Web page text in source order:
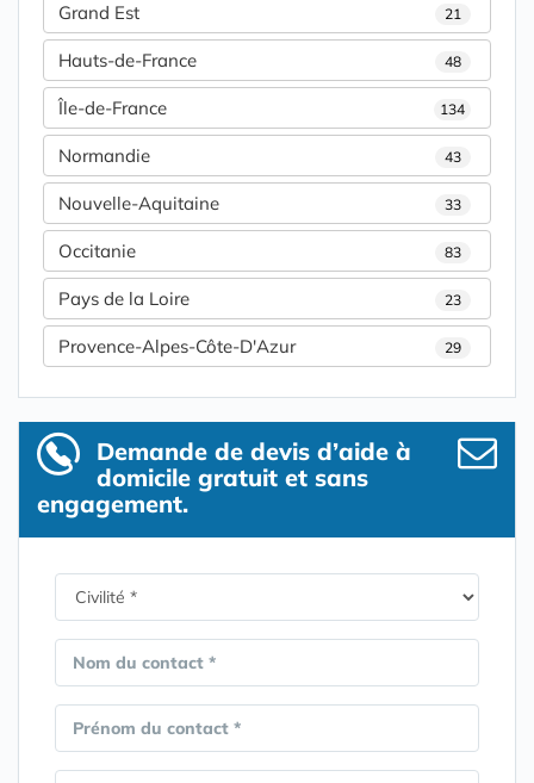
Grand Est 21
Hauts-de-France 48
Île-de-France 134
Normandie 43
Nouvelle-Aquitaine 33
Occitanie 83
Pays de la Loire 23
Provence-Alpes-Côte-D'Azur 29
Demande de devis d’aide à
domicile gratuit et sans
engagement.
Nom du contact *
Prénom du contact *